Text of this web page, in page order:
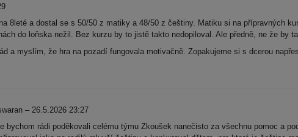
8leté a dostal se s 50/50 z matiky a 48/50 z češtiny. Matiku si na přípravných
do loňska nežil. Bez kurzu by to jistě takto nedopiloval. Ale předně, ne že by
a myslím, že hra na pozadí fungovala motivačně. Zopakujeme si s dcerou
– 26.5.2026 23:27
bychom rádi poděkovali celému týmu Zkoušek nanečisto za všechnu pomoc a